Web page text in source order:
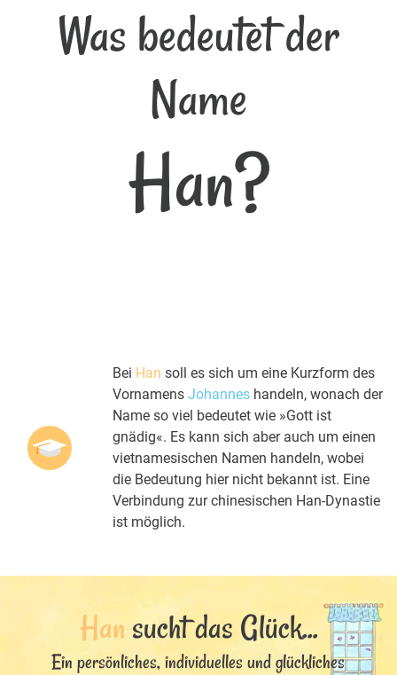
Was bedeutet der
Name
Han?
Bei Han soll es sich um eine Kurzform des
Vornamens Johannes handeln, wonach der
Name so viel bedeutet wie »Gott ist
gnädig«. Es kann sich aber auch um einen
vietnamesischen Namen handeln, wobei
die Bedeutung hier nicht bekannt ist. Eine
Verbindung zur chinesischen Han-Dynastie
ist möglich.
Han sucht das Glück...
Ein persönliches, individuelles und glückliches